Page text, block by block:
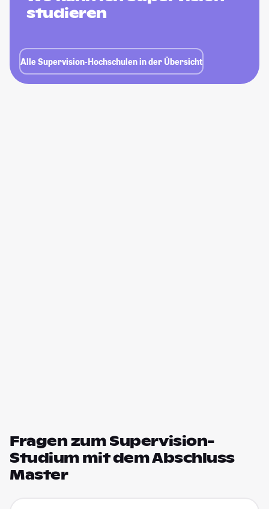
studieren
Alle Supervision-Hochschulen in der Übersicht
Fragen zum Supervision-
Studium mit dem Abschluss
Master